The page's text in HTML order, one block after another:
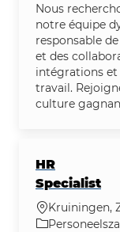
Nous
notre équipe
responsable
et des
intégrations et
travail.
culture
HR
Specialist
Plaats
Kruiningen,
Categorie